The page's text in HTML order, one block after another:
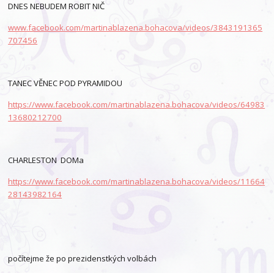
DNES NEBUDEM ROBIT NIČ
www.facebook.com/martinablazena.bohacova/videos/3843191365
707456
TANEC VĚNEC POD PYRAMIDOU
https://www.facebook.com/martinablazena.bohacova/videos/64983
13680212700
CHARLESTON DOMa
https://www.facebook.com/martinablazena.bohacova/videos/11664
28143982164
počítejme že po prezidenstkých volbách